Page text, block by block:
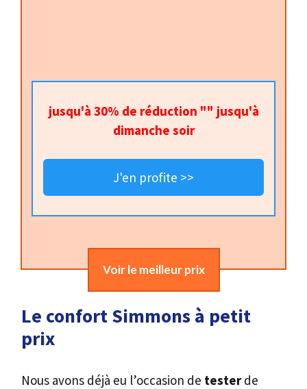
jusqu'à 30% de réduction "" jusqu'à
dimanche soir
J'en profite >>
Voir le meilleur prix
Le confort Simmons à petit
prix
Nous avons déjà eu l’occasion de testerde